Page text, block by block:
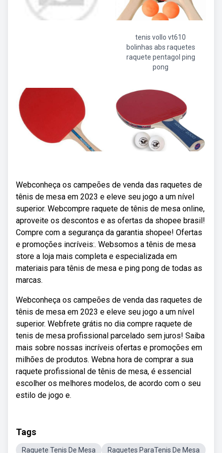
tenis vollo vt610
bolinhas abs raquetes
raquete pentagol ping
pong
Webconheça os campeões de venda das raquetes de
tênis de mesa em 2023 e eleve seu jogo a um nível
superior. Webcompre raquete de tênis de mesa online,
aproveite os descontos e as ofertas da shopee brasil!
Compre com a segurança da garantia shopee! Ofertas
e promoções incríveis:. Websomos a tênis de mesa
store a loja mais completa e especializada em
materiais para tênis de mesa e ping pong de todas as
marcas.
Webconheça os campeões de venda das raquetes de
tênis de mesa em 2023 e eleve seu jogo a um nível
superior. Webfrete grátis no dia compre raquete de
tenis de mesa profissional parcelado sem juros! Saiba
mais sobre nossas incríveis ofertas e promoções em
milhões de produtos. Webna hora de comprar a sua
raquete profissional de tênis de mesa, é essencial
escolher os melhores modelos, de acordo com o seu
estilo de jogo e.
Tags
Raquete Tenis De Mesa Raquetes ParaTenis De Mesa